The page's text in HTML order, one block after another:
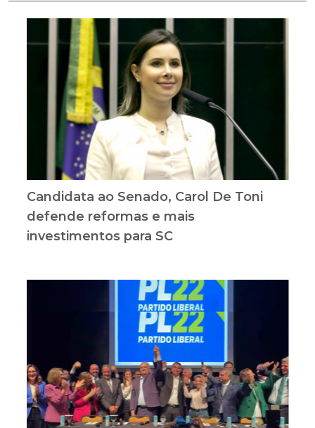
Candidata ao Senado, Carol De Toni
defende reformas e mais
investimentos para SC